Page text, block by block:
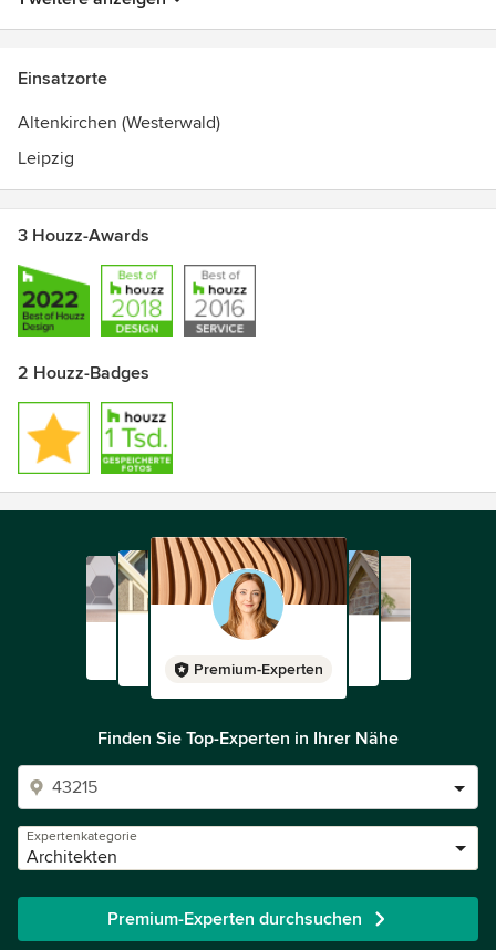
Einsatzorte
Altenkirchen (Westerwald)
Leipzig
3 Houzz-Awards
2 Houzz-Badges
Premium-Experten
Finden Sie Top-Experten in Ihrer Nähe
Expertenkategorie
Architekten
Premium-Experten durchsuchen